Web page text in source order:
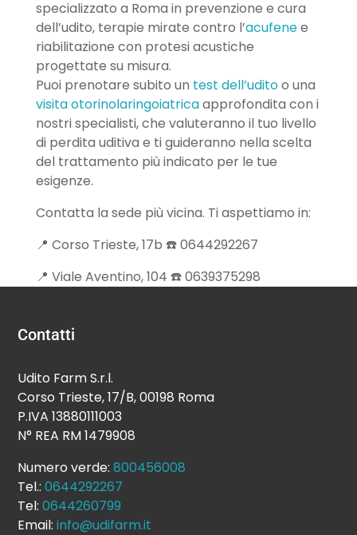
specializzato a Roma in prevenzione e cura
dell’udito, terapie mirate contro l’acufenee
riabilitazione con protesi acustiche
progettate su misura.
Puoi prenotare subito un test dell’uditoo una
visita otorinolaringoiatricaapprofondita con i
nostri specialisti, che valuteranno il tuo livello
di perdita uditiva e ti guideranno nella scelta
del trattamento più indicato per le tue
esigenze.
Contatta la sede più vicina. Ti aspettiamo in:
📍 Corso Trieste, 17b ☎️ 0644292267
📍 Viale Aventino, 104 ☎️ 0639375298
Contatti
Udito Farm S.r.l.
Corso Trieste, 17/B, 00198 Roma
P.IVA 13880111003
N° REA RM 1479908
Numero verde:800456008
Tel.:0644292267
Tel:0644260799
Email:info@udifarm.it